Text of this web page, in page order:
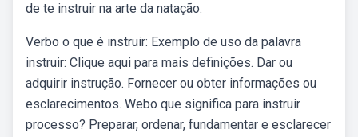
de te instruir na arte da natação.
Verbo o que é instruir: Exemplo de uso da palavra
instruir: Clique aqui para mais definições. Dar ou
adquirir instrução. Fornecer ou obter informações ou
esclarecimentos. Webo que significa para instruir
processo? Preparar, ordenar, fundamentar e esclarecer